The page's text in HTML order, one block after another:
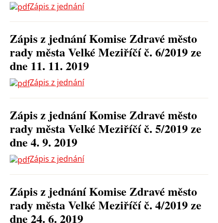
Zápis z jednání
Zápis z jednání Komise Zdravé město
rady města Velké Meziříčí č. 6/2019 ze
dne 11. 11. 2019
Zápis z jednání
Zápis z jednání Komise Zdravé město
rady města Velké Meziříčí č. 5/2019 ze
dne 4. 9. 2019
Zápis z jednání
Zápis z jednání Komise Zdravé město
rady města Velké Meziříčí č. 4/2019 ze
dne 24. 6. 2019